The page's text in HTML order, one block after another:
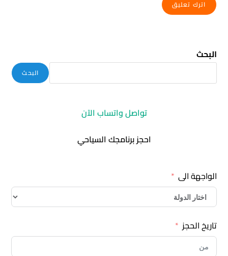
البحث
البحث
تواصل واتساب الآن
احجز برنامجك السياحي
الواجهة الى
تاريخ الحجز